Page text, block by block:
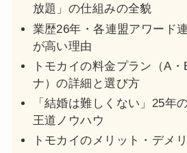
放題」の仕組みの全貌
業歴26年・各連盟アワード
が高い理由
トモカイの料金プラン（A
ナ）の詳細と選び方
「結婚は難しくない」25年
王道ノウハウ
トモカイのメリット・デメ